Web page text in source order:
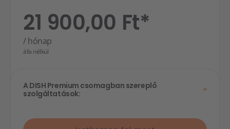
21 900,00 Ft*
/ hónap
áfa nélkül
A DISH Premium csomagban szereplő
szolgáltatások: